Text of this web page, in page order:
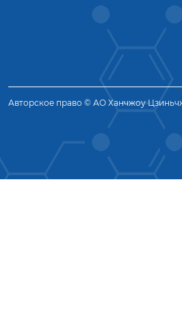
Авторское право © АО Ханчжоу